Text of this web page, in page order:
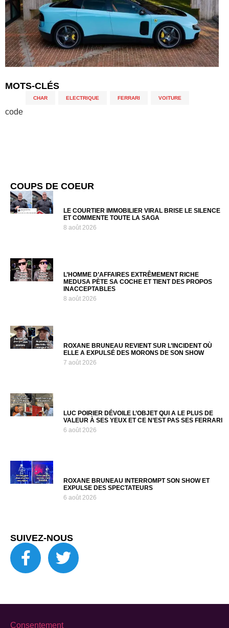
MOTS-CLÉS
CHAR ELECTRIQUE FERRARI VOITURE
code
COUPS DE COEUR
LE COURTIER IMMOBILIER VIRAL BRISE LE SILENCE
ET COMMENTE TOUTE LA SAGA
8 août 2026
L’HOMME D’AFFAIRES EXTRÊMEMENT RICHE
MEDUSA PÈTE SA COCHE ET TIENT DES PROPOS
INACCEPTABLES
8 août 2026
ROXANE BRUNEAU REVIENT SUR L’INCIDENT OÙ
ELLE A EXPULSÉ DES MORONS DE SON SHOW
7 août 2026
LUC POIRIER DÉVOILE L’OBJET QUI A LE PLUS DE
VALEUR À SES YEUX ET CE N’EST PAS SES FERRARI
6 août 2026
ROXANE BRUNEAU INTERROMPT SON SHOW ET
EXPULSE DES SPECTATEURS
6 août 2026
SUIVEZ-NOUS
Consentement